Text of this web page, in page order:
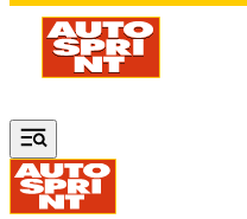
Vai al contenuto principale